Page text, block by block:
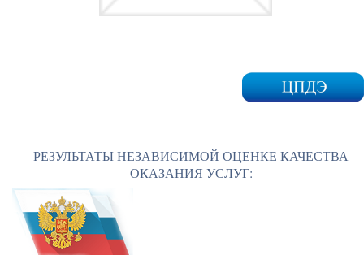
РЕЗУЛЬТАТЫ НЕЗАВИСИМОЙ ОЦЕНКЕ КАЧЕСТВА
ОКАЗАНИЯ УСЛУГ: